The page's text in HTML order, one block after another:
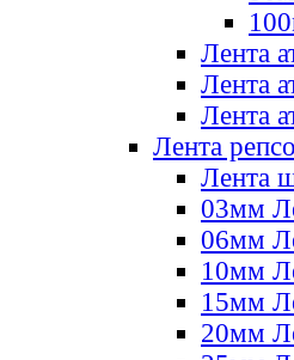
Лента
Лента
Лента
Лента
Лента
03мм
06мм
10мм
15мм
20мм